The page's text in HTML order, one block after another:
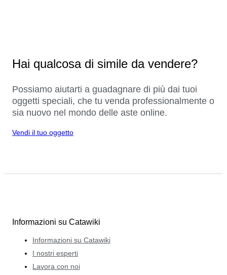
Hai qualcosa di simile da vendere?
Possiamo aiutarti a guadagnare di più dai tuoi
oggetti speciali, che tu venda professionalmente o
sia nuovo nel mondo delle aste online.
Vendi il tuo oggetto
Informazioni su Catawiki
Informazioni su Catawiki
I nostri esperti
Lavora con noi